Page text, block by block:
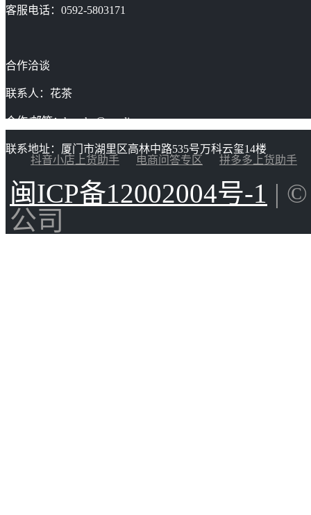
客服电话：0592-5803171
合作洽谈
联系人：花茶
合作/邮箱：huacha@gaoding.com
联系地址：厦门市湖里区高林中路535号万科云玺14楼
抖音小店上货助手
电商问答专区 拼多多上货助手
闽ICP备12002004号-1 |
公司